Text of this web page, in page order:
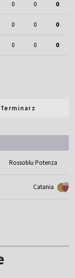
0 0 0
0 0 0
0 0 0
Terminarz
Rossoblu Potenza
Catania